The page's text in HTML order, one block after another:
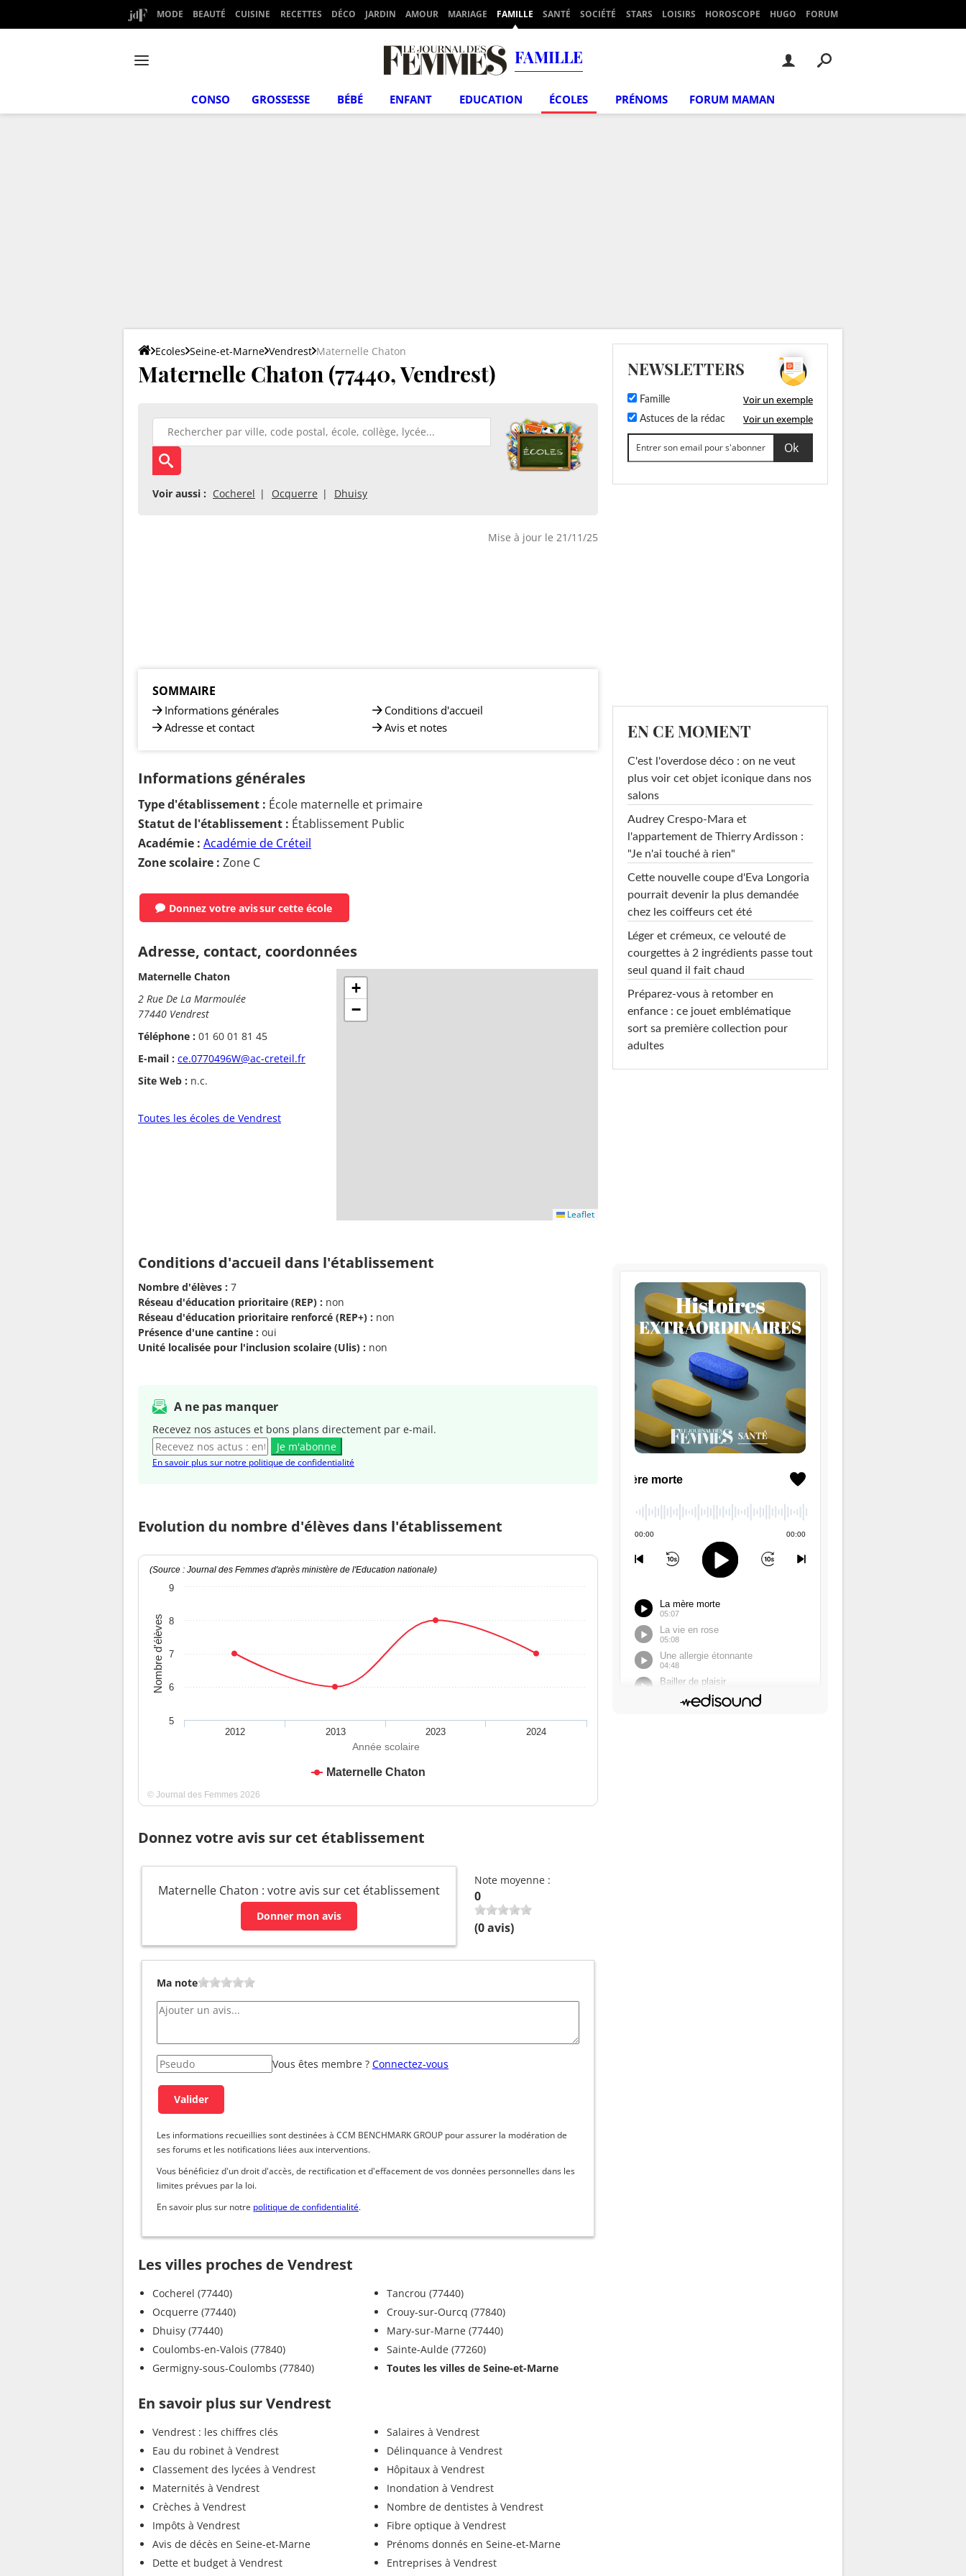
MODE BEAUTÉ CUISINE RECETTES DÉCO JARDIN AMOUR MARIAGE FAMILLE SANTÉ SOCIÉTÉ STARS LOISIRS HOROSCOPE HUGO FORUM
FAMILLE
CONSO GROSSESSE BÉBÉ ENFANT EDUCATION ÉCOLES PRÉNOMS FORUM MAMAN
Ecoles Seine-et-Marne Vendrest Maternelle Chaton
Maternelle Chaton (77440, Vendrest)
Voir aussi : Cocherel Ocquerre Dhuisy
Mise à jour le 21/11/25
SOMMAIRE
Informations générales
Adresse et contact
Conditions d'accueil
Avis et notes
Informations générales
Type d'établissement : École maternelle et primaire
Statut de l'établissement : Établissement Public
Académie : Académie de Créteil
Zone scolaire : Zone C
Donnez votre avissur cette école
Adresse, contact, coordonnées
Maternelle Chaton
2 Rue De La Marmoulée
77440 Vendrest
Téléphone : 01 60 01 81 45
E-mail : ce.0770496W@ac-creteil.fr
Site Web : n.c.
Toutes les écoles de Vendrest
+
−
Leaflet
Conditions d'accueil dans l'établissement
Nombre d'élèves : 7
Réseau d'éducation prioritaire (REP) : non
Réseau d'éducation prioritaire renforcé (REP+) : non
Présence d'une cantine : oui
Unité localisée pour l'inclusion scolaire (Ulis) : non
A ne pas manquer
Recevez nos astuces et bons plans directement par e-mail.
Je m'abonne
En savoir plus sur notre politique de confidentialité
Evolution du nombre d'élèves dans l'établissement
Année scolaire
Nombre d'élèves
(Source : Journal des Femmes d'après ministère de l'Education nationale)
Maternelle Chaton
2012 2013 2023 2024
5
6
7
8
9
© Journal des Femmes 2026
Donnez votre avis sur cet établissement
Maternelle Chaton : votre avis sur cet établissement
Donner mon avis
Note moyenne :
0
(0avis)
Ma note
Vous êtes membre ? Connectez-vous
Les informations recueillies sont destinées à CCM BENCHMARK GROUP pour assurer la modération de
ses forums et les notifications liées aux interventions.
Vous bénéficiez d'un droit d'accès, de rectification et d'effacement de vos données personnelles dans les
limites prévues par la loi.
En savoir plus sur notre politique de confidentialité.
Les villes proches de Vendrest
Cocherel (77440)
Ocquerre (77440)
Dhuisy (77440)
Coulombs-en-Valois (77840)
Germigny-sous-Coulombs (77840)
Tancrou (77440)
Crouy-sur-Ourcq (77840)
Mary-sur-Marne (77440)
Sainte-Aulde (77260)
Toutes les villes de Seine-et-Marne
En savoir plus sur Vendrest
Vendrest : les chiffres clés
Eau du robinet à Vendrest
Classement des lycées à Vendrest
Maternités à Vendrest
Crèches à Vendrest
Impôts à Vendrest
Avis de décès en Seine-et-Marne
Dette et budget à Vendrest
Salaires à Vendrest
Délinquance à Vendrest
Hôpitaux à Vendrest
Inondation à Vendrest
Nombre de dentistes à Vendrest
Fibre optique à Vendrest
Prénoms donnés en Seine-et-Marne
Entreprises à Vendrest
NEWSLETTERS
Famille Voir un exemple
Astuces de la rédac Voir un exemple
EN CE MOMENT
C'est l'overdose déco : on ne veut
plus voir cet objet iconique dans nos
salons
Audrey Crespo-Mara et
l'appartement de Thierry Ardisson :
"Je n'ai touché à rien"
Cette nouvelle coupe d'Eva Longoria
pourrait devenir la plus demandée
chez les coiffeurs cet été
Léger et crémeux, ce velouté de
courgettes à 2 ingrédients passe tout
seul quand il fait chaud
Préparez-vous à retomber en
enfance : ce jouet emblématique
sort sa première collection pour
adultes